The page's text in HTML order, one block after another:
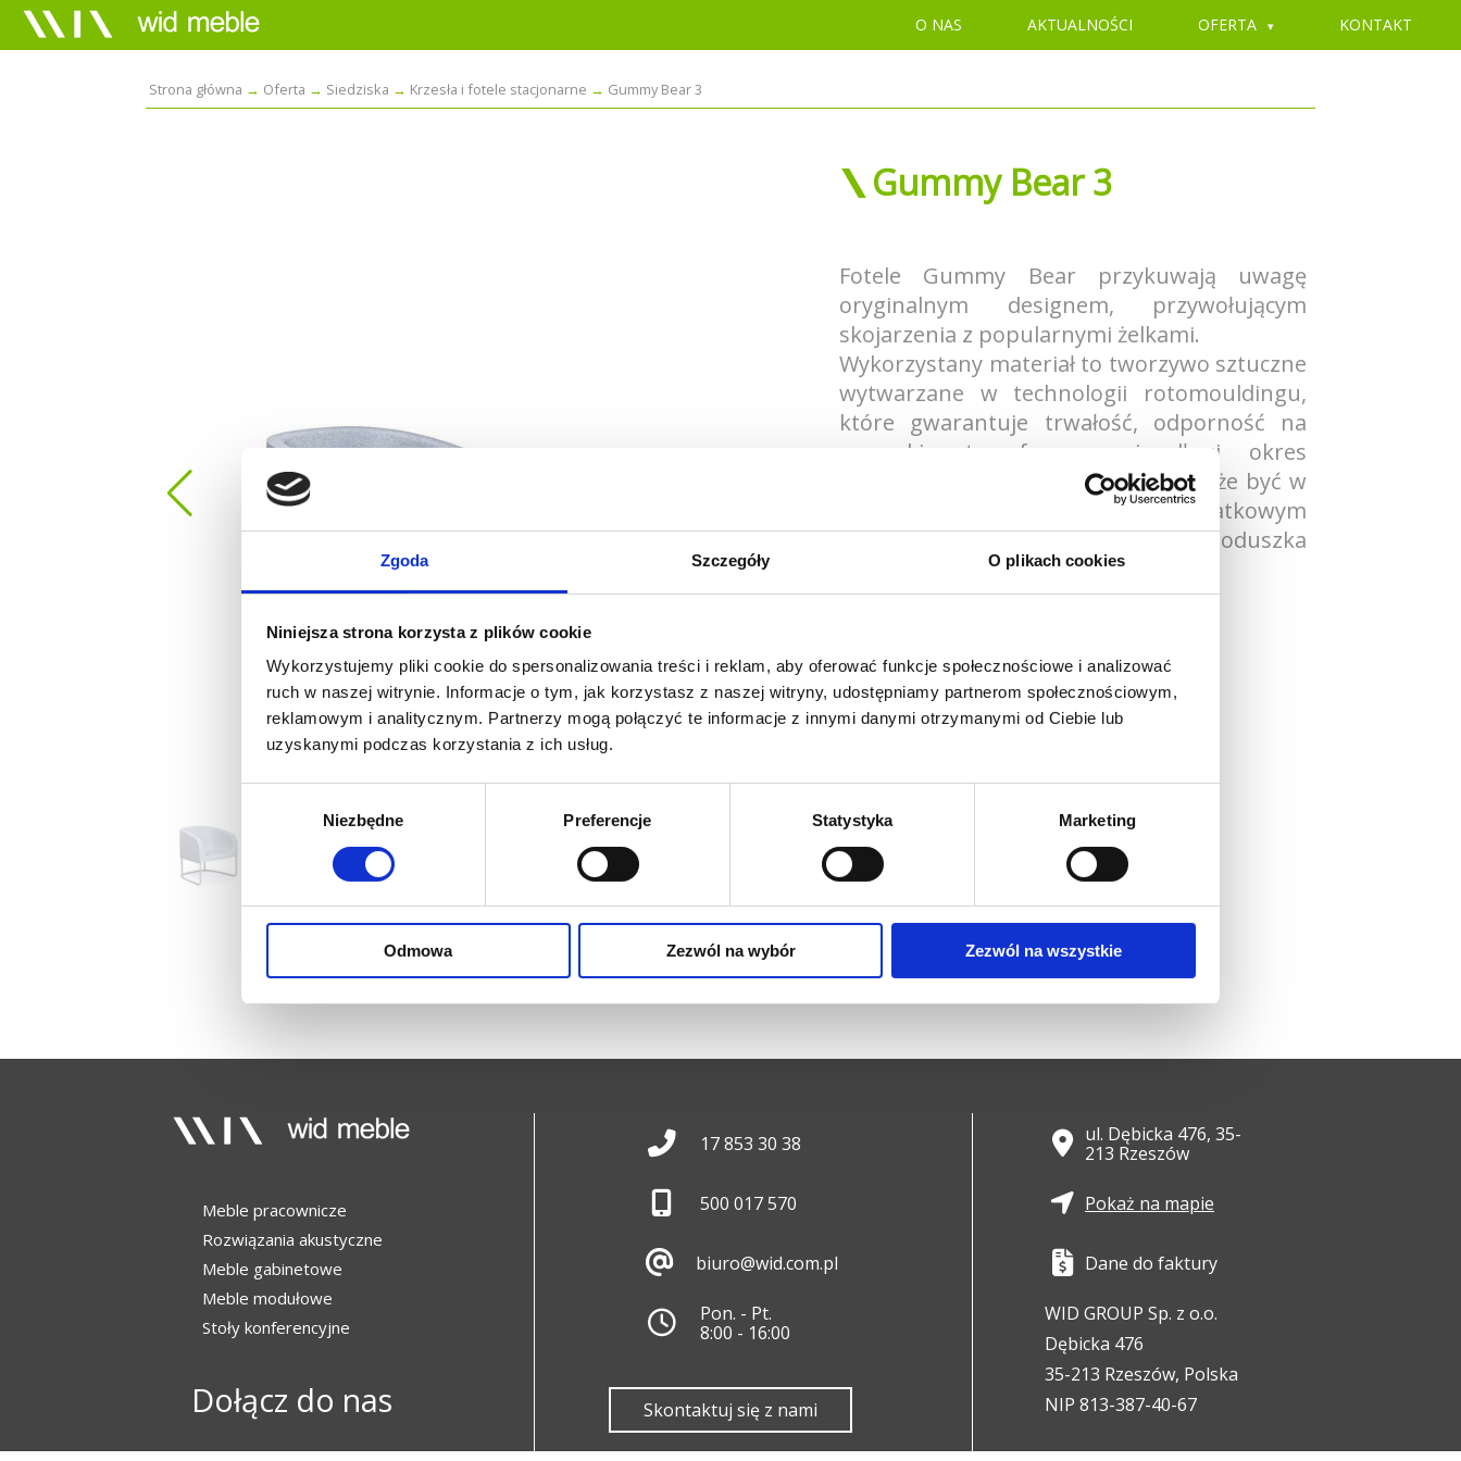
Zgoda Szczegóły O plikach cookies
Niniejsza strona korzysta z plików cookie
Wykorzystujemy pliki cookie do spersonalizowania treści i reklam, aby oferować funkcje społecznościowe i analizować
ruch w naszej witrynie. Informacje o tym, jak korzystasz z naszej witryny, udostępniamy partnerom społecznościowym,
reklamowym i analitycznym. Partnerzy mogą połączyć te informacje z innymi danymi otrzymanymi od Ciebie lub
uzyskanymi podczas korzystania z ich usług.
Niezbędne Preferencje Statystyka Marketing
Odmowa Zezwól na wybór Zezwól na wszystkie
O NAS AKTUALNOŚCI OFERTA KONTAKT
Strona główna Oferta Siedziska Krzesła i fotele stacjonarne Gummy Bear 3
Gummy Bear 3
Fotele Gummy Bear przykuwają uwagę
oryginalnym designem, przywołującym
skojarzenia z popularnymi żelkami.
Wykorzystany materiał to tworzywo sztuczne
wytwarzane w technologii rotomouldingu,
które gwarantuje trwałość, odporność na
warunki atmosferyczne i długi okres
eksploatacji, po upływie którego może być w
pełni poddane recyklingowi. Dodatkowym
wyposażeniem jest tapicerowana poduszka
Zapytaj o produkt
Meble pracownicze
Rozwiązania akustyczne
Meble gabinetowe
Meble modułowe
Stoły konferencyjne
Dołącz do nas
17 853 30 38
500 017 570
biuro@wid.com.pl
Pon. - Pt.
8:00 - 16:00
Skontaktuj się z nami
ul. Dębicka 476, 35-
213 Rzeszów
Pokaż na mapie
Dane do faktury
WID GROUP Sp. z o.o.
Dębicka 476
35-213 Rzeszów, Polska
NIP 813-387-40-67